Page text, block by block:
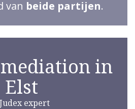
van beide partijen.
in
Elst
expert